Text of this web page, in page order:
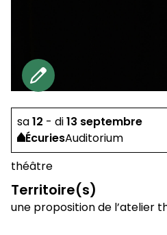
Gratuit sur reservation
sa12 - di13 septembre
ÉcuriesAuditorium
théâtre
Territoire(s)
une proposition de l’atelier